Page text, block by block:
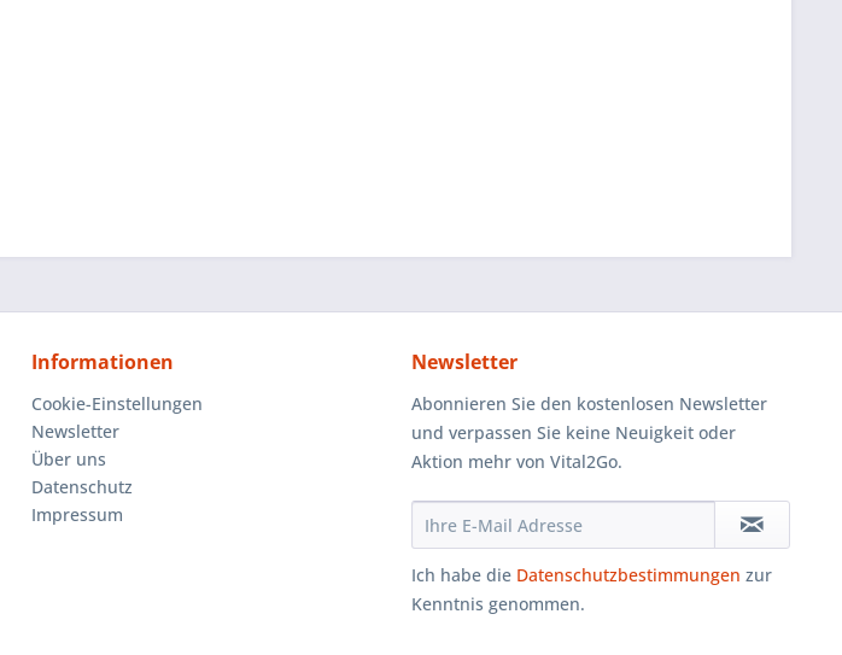
Informationen
Cookie-Einstellungen
Newsletter
Über uns
Datenschutz
Impressum
Newsletter
Abonnieren Sie den kostenlosen Newsletter
und verpassen Sie keine Neuigkeit oder
Aktion mehr von Vital2Go.
Ich habe die Datenschutzbestimmungen zur
Kenntnis genommen.